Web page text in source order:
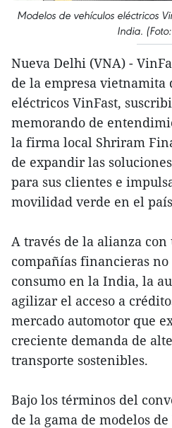
Modelos de vehículos eléctricos
India.
Nueva Delhi (VNA) -
de la empresa vietnamita
eléctricos VinFast,
memorando de
la firma local Shriram
de expandir las
para sus clientes e
movilidad verde en el
A través de la alianza con
compañías financieras no
consumo en la India, la
agilizar el acceso a
mercado automotor que
creciente demanda de
transporte sostenibles.
Bajo los términos del
de la gama de modelos